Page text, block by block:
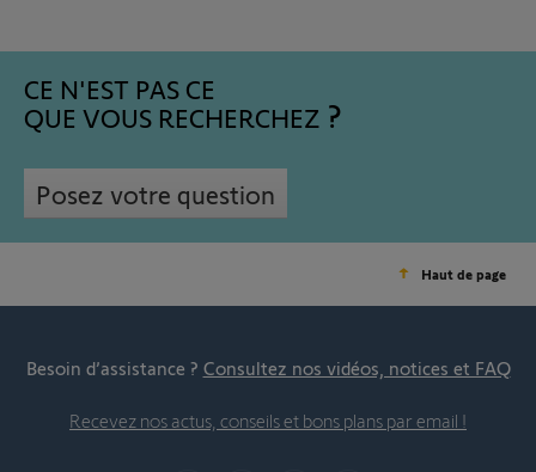
CE N'EST PAS CE
QUE VOUS RECHERCHEZ
Posez votre question
Haut de page
Besoin d’assistance ? Consultez nos vidéos, notices et FAQ
Recevez nos actus, conseils et bons plans par email !